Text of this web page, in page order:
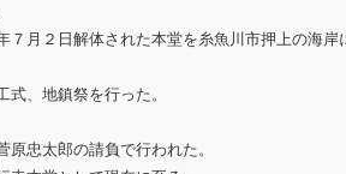
月２日解体された本堂を糸魚川市押上の海
、地鎮祭を行った。
忠太郎の請負で行われた。